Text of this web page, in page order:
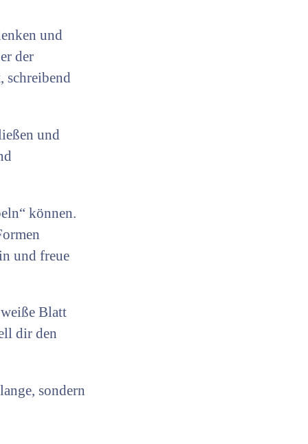
und
der
schreibend
und
können.
und freue
Blatt
dir den
sondern